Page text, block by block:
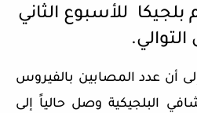
عموم بلجيكا للأسبوع الثاني
التوالي.
إلى أن عدد المصابين بالفيروس
البلجيكية وصل حالياً إلى